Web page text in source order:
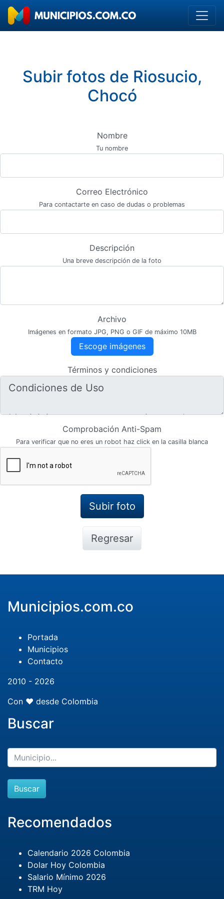
Subir fotos de Riosucio,
Chocó
Nombre
Tu nombre
Correo Electrónico
Para contactarte en caso de dudas o problemas
Descripción
Una breve descripción de la foto
Archivo
Imágenes en formato JPG, PNG o GIF de máximo 10MB
Escoge imágenes
Términos y condiciones
Comprobación Anti-Spam
Para verificar que no eres un robot haz click en la casilla blanca
Regresar
Municipios.com.co
Portada
Municipios
Contacto
2010 - 2026
Con ❤️ desde Colombia
Buscar
Buscar
Recomendados
Calendario 2026 Colombia
Dolar Hoy Colombia
Salario Mínimo 2026
TRM Hoy